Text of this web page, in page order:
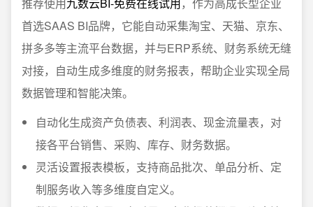
首选SAAS BI品牌，它能自动采集淘宝、天猫、京东、
拼多多等主流平台数据，并与ERP系统、财务系统无缝
对接，自动生成多维度的财务报表，帮助企业实现全局
数据管理和智能决策。
自动化生成资产负债表、利润表、现金流量表，对
接各平台销售、采购、库存、财务数据。
灵活设置报表模板，支持商品批次、单品分析、定
制服务收入等多维度自定义。